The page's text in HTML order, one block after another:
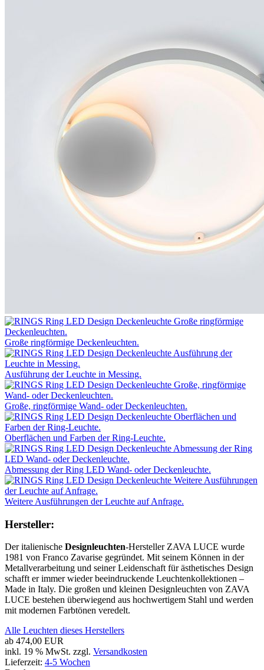
Große ringförmige Deckenleuchten.
Ausführung der Leuchte in Messing.
Große, ringförmige Wand- oder Deckenleuchten.
Oberflächen und Farben der Ring-Leuchte.
Abmessung der Ring LED Wand- oder Deckenleuchte.
Weitere Ausführungen der Leuchte auf Anfrage.
Hersteller:
Der italienische Designleuchten-Hersteller ZAVA LUCE wurde
1981 von Franco Zavarise gegründet. Mit seinem Können in der
Metallverarbeitung und seiner Leidenschaft für ästhetisches Design
schafft er immer wieder beeindruckende Leuchtenkollektionen –
Made in Italy. Die großen und kleinen Designleuchten von ZAVA
LUCE bestehen überwiegend aus hochwertigem Stahl und werden
mit modernen Farbtönen veredelt.
Alle Leuchten dieses Herstellers
ab 474,00 EUR
inkl. 19 % MwSt. zzgl. Versandkosten
Lieferzeit: 4-5 Wochen